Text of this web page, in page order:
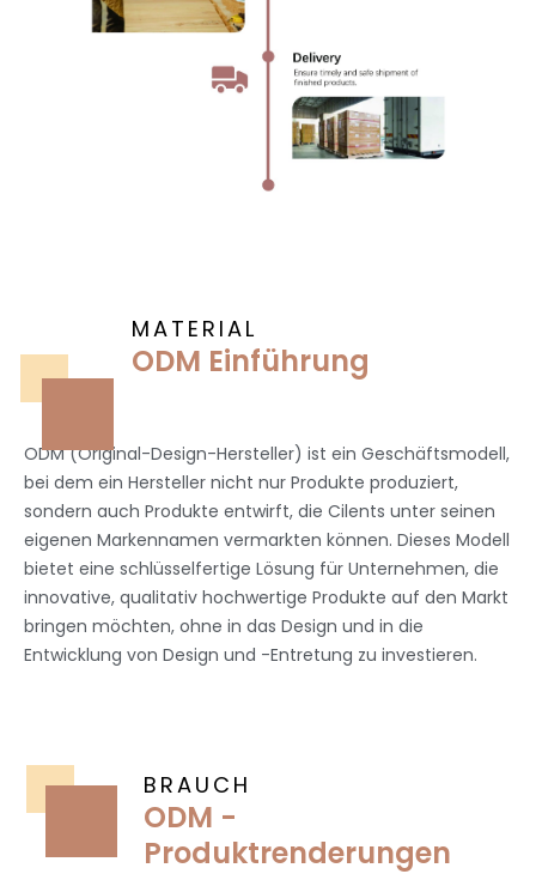
MATERIAL
ODM Einführung
ODM (Original-Design-Hersteller) ist ein Geschäftsmodell,
bei dem ein Hersteller nicht nur Produkte produziert,
sondern auch Produkte entwirft, die Cilents unter seinen
eigenen Markennamen vermarkten können. Dieses Modell
bietet eine schlüsselfertige Lösung für Unternehmen, die
innovative, qualitativ hochwertige Produkte auf den Markt
bringen möchten, ohne in das Design und in die
Entwicklung von Design und -Entretung zu investieren.
BRAUCH
ODM -
Produktrenderungen